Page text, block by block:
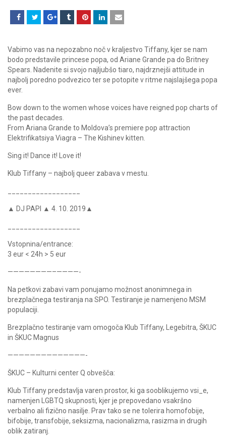
Vabimo vas na nepozabno noč v kraljestvo Tiffany, kjer se nam
bodo predstavile princese popa, od Ariane Grande pa do Britney
Spears. Nadenite si svojo najljubšo tiaro, najdrznejši attitude in
najbolj poredno podvezico ter se potopite v ritme najslajšega popa
ever.
Bow down to the women whose voices have reigned pop charts of
the past decades.
From Ariana Grande to Moldova’s premiere pop attraction
Elektrifikatsiya Viagra – The Kishinev kitten.
Sing it! Dance it! Love it!
Klub Tiffany – najbolj queer zabava v mestu.
▲ DJ PAPI ▲ 4. 10. 2019▲
Vstopnina/entrance:
3 eur < 24h > 5 eur
————————–————-
Na petkovi zabavi vam ponujamo možnost anonimnega in
brezplačnega testiranja na SPO. Testiranje je namenjeno MSM
populaciji.
Brezplačno testiranje vam omogoča Klub Tiffany, Legebitra, ŠKUC
in ŠKUC Magnus
——————————————-
ŠKUC – Kulturni center Q obvešča:
Klub Tiffany predstavlja varen prostor, ki ga sooblikujemo vsi_e,
namenjen LGBTQ skupnosti, kjer je prepovedano vsakršno
verbalno ali fizično nasilje. Prav tako se ne tolerira homofobije,
bifobije, transfobije, seksizma, nacionalizma, rasizma in drugih
oblik zatiranj.